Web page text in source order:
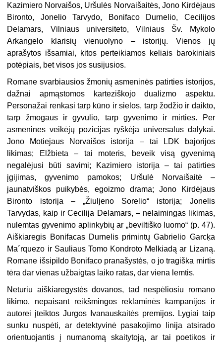
Kazimiero Norvaišos, Uršulės Norvaišaitės, Jono Kirdėjaus
Bironto, Jonelio Tarvydo, Bonifaco Durnelio, Cecilijos
Delamars, Vilniaus universiteto, Vilniaus Šv. Mykolo
Arkangelo klarisių vienuolyno – istorijų. Vienos jų
aprašytos išsamiai, kitos perteikiamos keliais barokiniais
potėpiais, bet visos jos susijusios.
Romane svarbiausios žmonių asmeninės patirties istorijos,
dažnai apmąstomos karteziškojo dualizmo aspektu.
Personažai renkasi tarp kūno ir sielos, tarp žodžio ir daikto,
tarp žmogaus ir gyvulio, tarp gyvenimo ir mirties. Per
asmenines veikėjų pozicijas ryškėja universalūs dalykai.
Jono Motiejaus Norvaišos istorija – tai LDK bajorijos
likimas; Elžbieta – tai moteris, beveik visą gyvenimą
negalėjusi būti savimi; Kazimiero istorija – tai patirties
įgijimas, gyvenimo pamokos; Uršulė Norvaišaitė –
jaunatviškos puikybės, egoizmo drama; Jono Kirdėjaus
Bironto istorija – „Žiuljeno Sorelio“ istorija; Jonelis
Tarvydas, kaip ir Cecilija Delamars, – nelaimingas likimas,
nulemtas gyvenimo aplinkybių ar „beviltiško luomo“ (p. 47).
Aiškiaregis Bonifacas Durnelis primintų Gabrielio Garcķa
Ma´rquezo ir Sauliaus Tomo Kondroto Melkiadą ar Lizaną.
Romane išsipildo Bonifaco pranašystės, o jo tragiška mirtis
tėra dar vienas užbaigtas laiko ratas, dar viena lemtis.
Neturiu aiškiaregystės dovanos, tad nespėliosiu romano
likimo, nepaisant reikšmingos reklaminės kampanijos ir
autorei įteiktos Jurgos Ivanauskaitės premijos. Lygiai taip
sunku nuspėti, ar detektyvinė pasakojimo linija atsirado
orientuojantis į numanomą skaitytoją, ar tai poetikos ir